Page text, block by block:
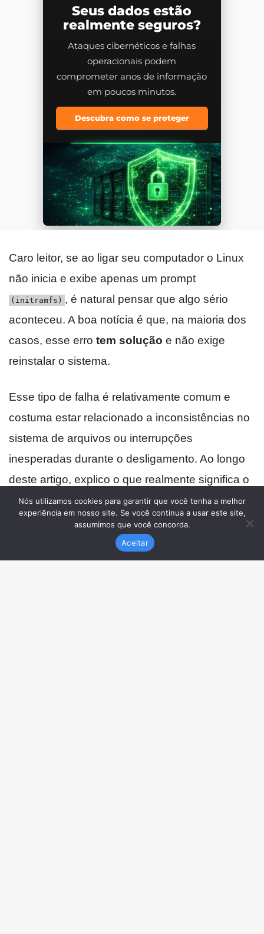
Nós utilizamos cookies para garantir que você tenha a melhor
experiência em nosso site. Se você continua a usar este site,
assumimos que você concorda.
Aceitar